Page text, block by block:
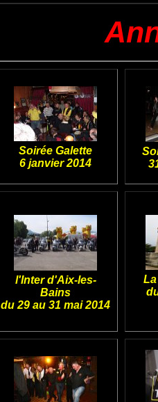
Soirée Galette
6 janvier 2014
l'Inter d'Aix-les-
Bains
du 29 au 31 mai 2014